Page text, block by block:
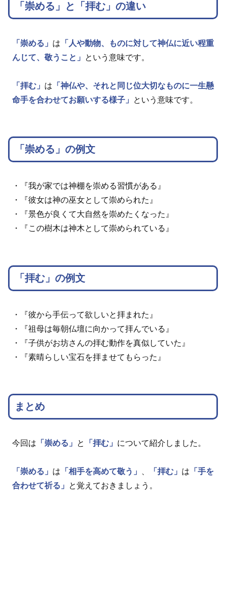
「崇める」と「拝む」の違い
「崇める」 は 「人や動物、ものに対して神仏に近い程重
んじて、敬うこと」
という意味です。
「拝む」 は 「神仏や、それと同じ位大切なものに一生懸
命手を合わせてお願いする様子」
という意味です。
「崇める」の例文
・『我が家では神棚を崇める習慣がある』
・『彼女は神の巫女として崇められた』
・『景色が良くて大自然を崇めたくなった』
・『この樹木は神木として崇められている』
「拝む」の例文
・『彼から手伝って欲しいと拝まれた』
・『祖母は毎朝仏壇に向かって拝んでいる』
・『子供がお坊さんの拝む動作を真似していた』
・『素晴らしい宝石を拝ませてもらった』
まとめ
今回は 「崇める」 と 「拝む」 について紹介しました。
「崇める」 は 「相手を高めて敬う」 「拝む」 は 「手を
合わせて祈る」
と覚えておきましょう。